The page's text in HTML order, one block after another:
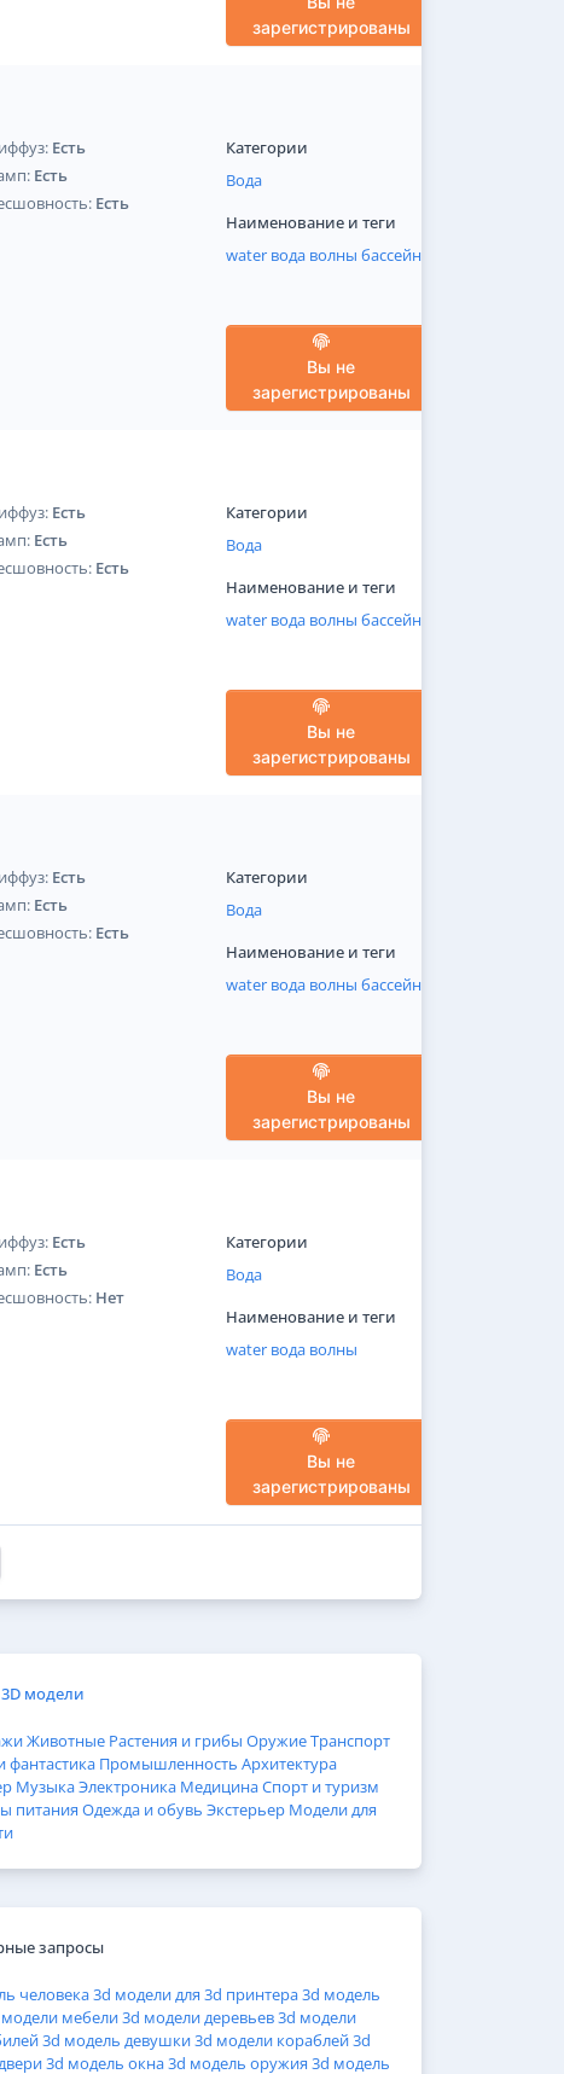
зарегистрированы
Есть
Есть
Есть
Категории
Вода
Наименование и теги
water вода волны бассейн
Вы не
зарегистрированы
Есть
Есть
Есть
Категории
Вода
Наименование и теги
water вода волны бассейн
Вы не
зарегистрированы
Есть
Есть
Есть
Категории
Вода
Наименование и теги
water вода волны бассейн
Вы не
зарегистрированы
Есть
Есть
Нет
Категории
Вода
Наименование и теги
water вода волны
Вы не
зарегистрированы
3D модели
Животные Растения и грибы ОружиеТранспорт
фантастика Промышленность Архитектура
МузыкаЭлектроника МедицинаСпорт и туризм
питания Одежда и обувь Экстерьер Модели для
запросы
человека3d модели для 3d принтера3d модель
мебели3d модели деревьев3d модели
3d модель девушки3d модели кораблей3d
3d модель окна3d модель оружия 3d модель